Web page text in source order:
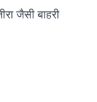
जैसी बाहरी